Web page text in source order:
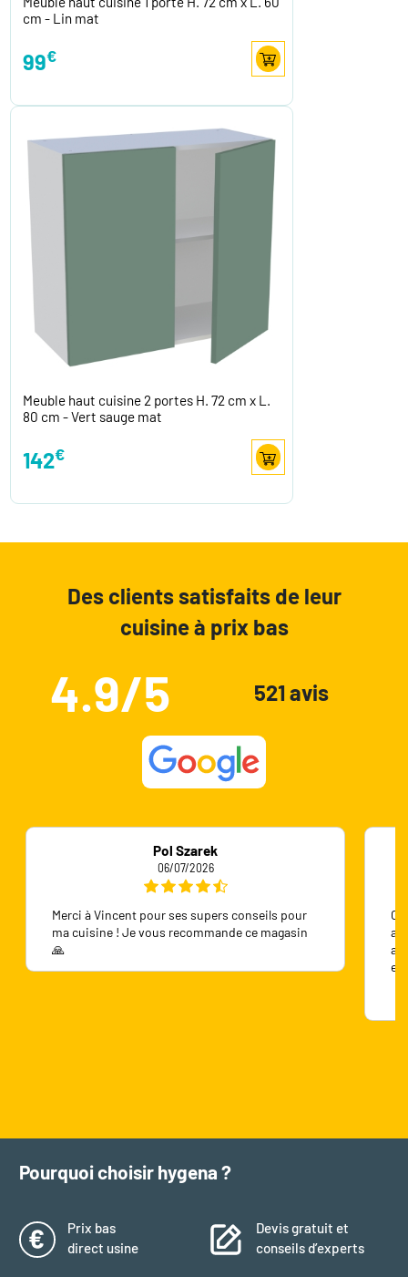
cm - Lin mat
99€
Meuble haut cuisine 2 portes H. 72 cm x L.
80 cm - Vert sauge mat
142€
Des clients satisfaits de leur
cuisine à prix bas
4.9/5 521 avis
Pol Szarek
06/07/2026
Merci à Vincent pour ses supers conseils pour
ma cuisine ! Je vous recommande ce magasin
🙏
Pourquoi choisir hygena ?
Prix bas
direct usine
Devis gratuit et
conseils d’experts